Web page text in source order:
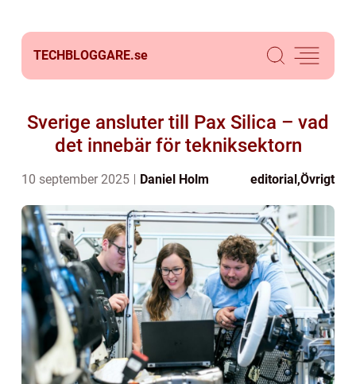
TECHBLOGGARE.se
Sverige ansluter till Pax Silica – vad
det innebär för tekniksektorn
10 september 2025 Daniel Holm editorial,Övrigt